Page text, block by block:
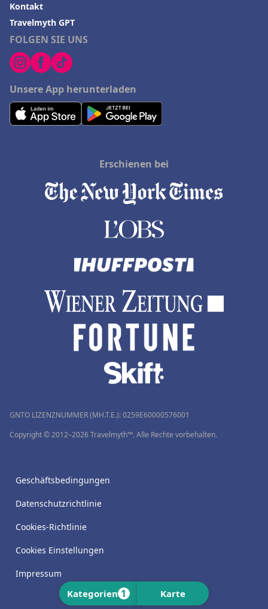
Kategorien 1 Karte
FOLGEN SIE UNS
Unsere App herunterladen
Kontakt
Travelmyth GPT
Erschienen bei
GNTO LIZENZNUMMER (MH.T.E.): 0259Ε60000576001
Copyright © 2012–2026 Travelmyth™. Alle Rechte vorbehalten.
Geschäftsbedingungen
Datenschutzrichtlinie
Cookies-Richtlinie
Cookies Einstellungen
Impressum